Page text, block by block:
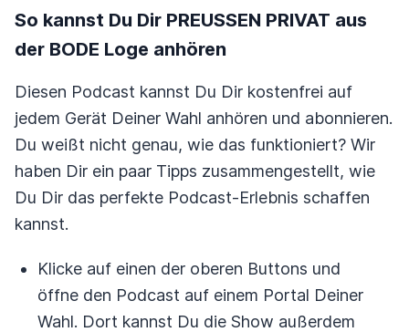
So kannst Du Dir PREUSSEN PRIVAT aus
der BODE Loge anhören
Diesen Podcast kannst Du Dir kostenfrei auf
jedem Gerät Deiner Wahl anhören und abonnieren.
Du weißt nicht genau, wie das funktioniert? Wir
haben Dir ein paar Tipps zusammengestellt, wie
Du Dir das perfekte Podcast-Erlebnis schaffen
kannst.
Klicke auf einen der oberen Buttons und
öffne den Podcast auf einem Portal Deiner
Wahl. Dort kannst Du die Show außerdem